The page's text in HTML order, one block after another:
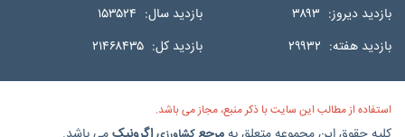
بازدید دیروز: ۳۸۹۳ بازدید سال: ۱۵۳۵۲۴
بازدید هفته: ۲۹۹۳۲ بازدید کل: ۲۱۴۶۸۴۳۵
استفاده از مطالب این سایت با ذکر منبع، مجاز می باشد.